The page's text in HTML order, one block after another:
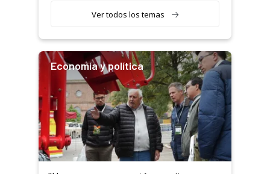
Ver todos los temas
Economía y política